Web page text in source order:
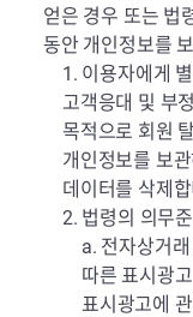
얻은 경우 또는 법
동안 개인정보를
1. 이용자에게
고객응대 및 부
목적으로 회원
개인정보를 보
데이터를 삭제
2. 법령의 의무
a. 전자상거
따른 표시광
표시광고에